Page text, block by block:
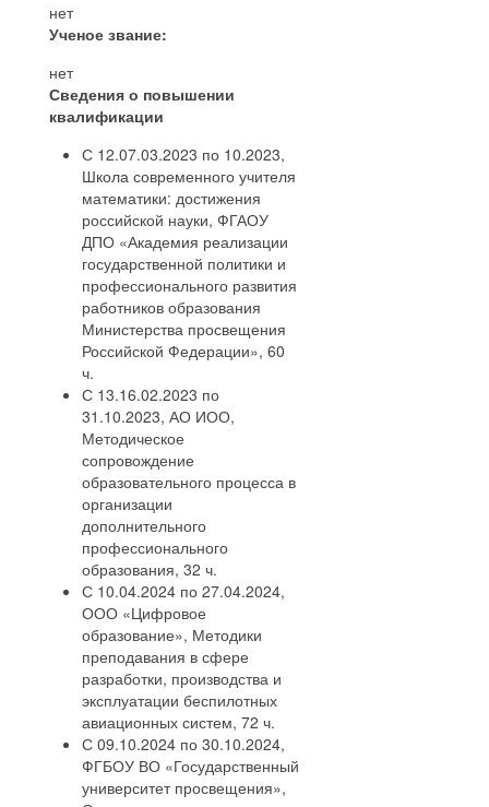
нет
Ученое звание:
нет
Сведения о повышении
квалификации
С 12.07.03.2023 по 10.2023,
Школа современного учителя
математики: достижения
российской науки, ФГАОУ
ДПО «Академия реализации
государственной политики и
профессионального развития
работников образования
Министерства просвещения
Российской Федерации», 60
ч.
С 13.16.02.2023 по
31.10.2023, АО ИОО,
Методическое
сопровождение
образовательного процесса в
организации
дополнительного
профессионального
образования, 32 ч.
С 10.04.2024 по 27.04.2024,
ООО «Цифровое
образование», Методики
преподавания в сфере
разработки, производства и
эксплуатации беспилотных
авиационных систем, 72 ч.
С 09.10.2024 по 30.10.2024,
ФГБОУ ВО «Государственный
университет просвещения»,